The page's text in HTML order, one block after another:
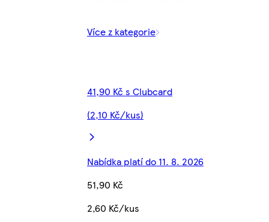
Více z kategorie
41,90 Kč s Clubcard
(2,10 Kč/kus)
Nabídka platí do 11. 8. 2026
51,90 Kč
2,60 Kč/kus